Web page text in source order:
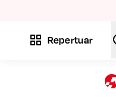
Repertuar